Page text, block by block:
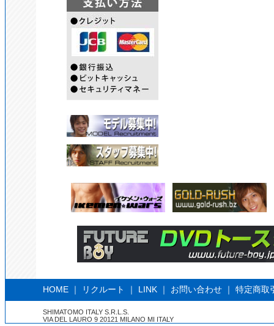
HOME ｜ リクルート ｜ LINK ｜ お問い合わせ ｜ 特定商取
SHIMATOMO ITALY S.R.L.S.
VIA DEL LAURO 9 20121 MILANO MI ITALY